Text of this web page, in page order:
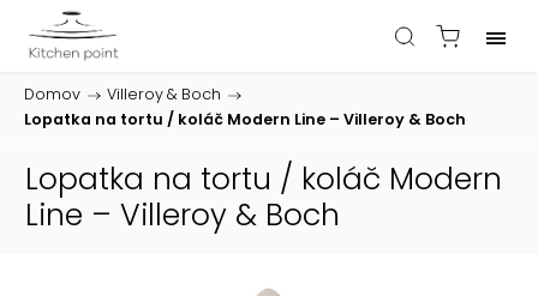
Domov / Villeroy & Boch /
Lopatka na tortu / koláč Modern Line – Villeroy & Boch
Lopatka na tortu / koláč Modern
Line – Villeroy & Boch